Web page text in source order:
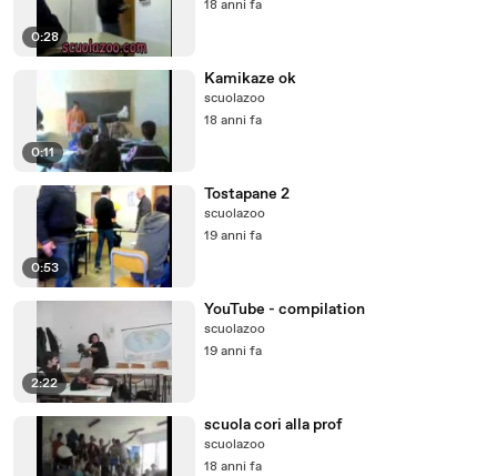
0:28
18 anni fa
0:11
Kamikaze ok
scuolazoo
18 anni fa
0:53
Tostapane 2
scuolazoo
19 anni fa
2:22
YouTube - compilation
scuolazoo
19 anni fa
scuola cori alla prof
scuolazoo
18 anni fa